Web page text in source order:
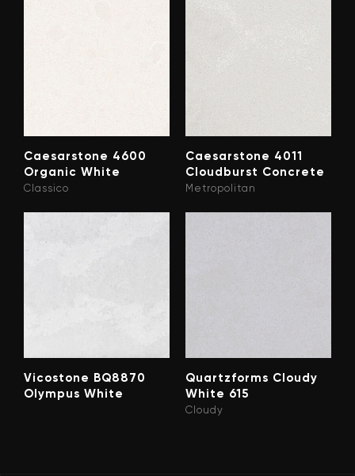
Caesarstone 4600
Organic White
Classico
Caesarstone 4011
Cloudburst Concrete
Metropolitan
Vicostone BQ8870
Olympus White
Quartzforms Cloudy
White 615
Cloudy